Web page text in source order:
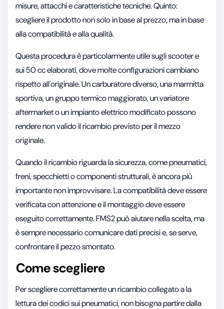
misure, attacchi e caratteristiche tecniche. Quinto:
scegliere il prodotto non solo in base al prezzo, ma in base
alla compatibilità e alla qualità.
Questa procedura è particolarmente utile sugli scooter e
sui 50 cc elaborati, dove molte configurazioni cambiano
rispetto all'originale. Un carburatore diverso, una marmitta
sportiva, un gruppo termico maggiorato, un variatore
aftermarket o un impianto elettrico modificato possono
rendere non valido il ricambio previsto per il mezzo
originale.
Quando il ricambio riguarda la sicurezza, come pneumatici,
freni, specchietti o componenti strutturali, è ancora più
importante non improvvisare. La compatibilità deve essere
verificata con attenzione e il montaggio deve essere
eseguito correttamente. FMS2 può aiutare nella scelta, ma
è sempre necessario comunicare dati precisi e, se serve,
confrontare il pezzo smontato.
Come scegliere
Per scegliere correttamente un ricambio collegato a la
lettura dei codici sui pneumatici, non bisogna partire dalla